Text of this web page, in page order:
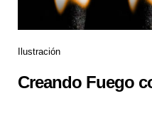
Ilustración
Creando Fuego